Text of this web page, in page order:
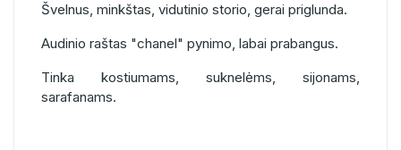
Švelnus, minkštas, vidutinio storio, gerai priglunda.
Audinio raštas "chanel" pynimo, labai prabangus.
Tinka kostiumams, suknelėms, sijonams,
sarafanams.